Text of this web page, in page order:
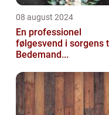
08 august 2024
En professionel
følgesvend i sorgens
Bedemand...